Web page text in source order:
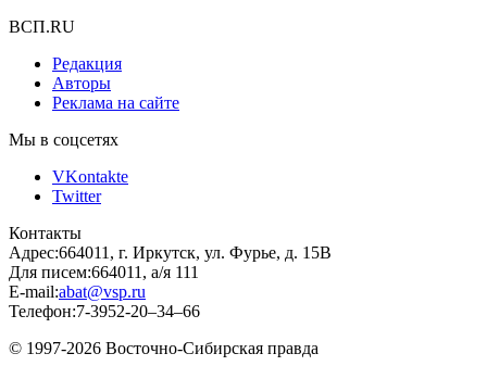
ВСП.RU
Редакция
Авторы
Реклама на сайте
Мы в соцсетях
VKontakte
Twitter
Контакты
Адрес:664011, г. Иркутск, ул. Фурье, д. 15В
Для писем:664011, а/я 111
E-mail:abat@vsp.ru
Телефон:7-3952-20–34–66
© 1997-2026 Восточно-Сибирская правда